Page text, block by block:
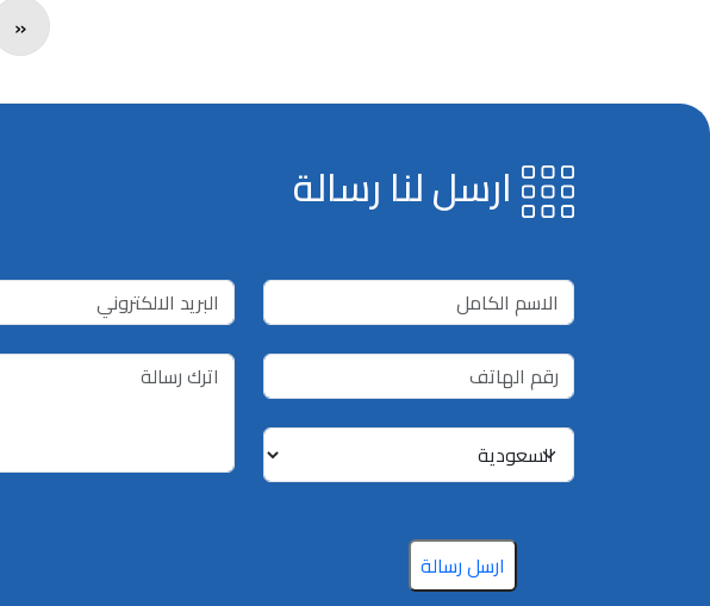
«
ارسل لنا رسالة